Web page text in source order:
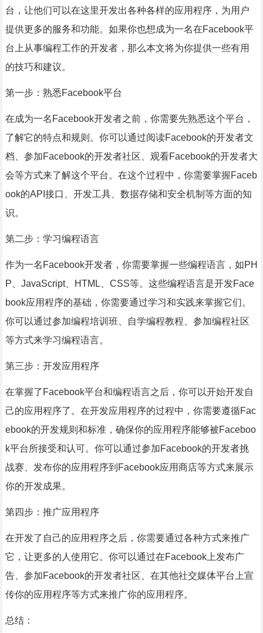
台，让他们可以在这里开发出各种各样的应用程序，为用户
提供更多的服务和功能。如果你也想成为一名在Facebook平
台上从事编程工作的开发者，那么本文将为你提供一些有用
的技巧和建议。
第一步：熟悉Facebook平台
在成为一名Facebook开发者之前，你需要先熟悉这个平台，
了解它的特点和规则。你可以通过阅读Facebook的开发者文
档、参加Facebook的开发者社区、观看Facebook的开发者大
会等方式来了解这个平台。在这个过程中，你需要掌握Faceb
ook的API接口、开发工具、数据存储和安全机制等方面的知
识。
第二步：学习编程语言
作为一名Facebook开发者，你需要掌握一些编程语言，如PH
P、JavaScript、HTML、CSS等。这些编程语言是开发Face
book应用程序的基础，你需要通过学习和实践来掌握它们。
你可以通过参加编程培训班、自学编程教程、参加编程社区
等方式来学习编程语言。
第三步：开发应用程序
在掌握了Facebook平台和编程语言之后，你可以开始开发自
己的应用程序了。在开发应用程序的过程中，你需要遵循Fac
ebook的开发规则和标准，确保你的应用程序能够被Faceboo
k平台所接受和认可。你可以通过参加Facebook的开发者挑
战赛、发布你的应用程序到Facebook应用商店等方式来展示
你的开发成果。
第四步：推广应用程序
在开发了自己的应用程序之后，你需要通过各种方式来推广
它，让更多的人使用它。你可以通过在Facebook上发布广
告、参加Facebook的开发者社区、在其他社交媒体平台上宣
传你的应用程序等方式来推广你的应用程序。
总结：